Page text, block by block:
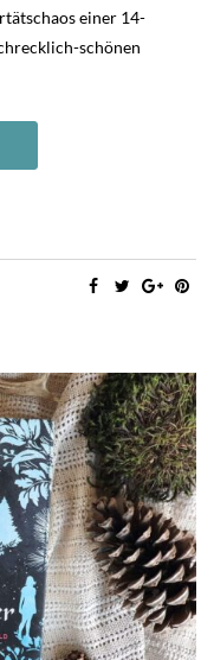
einer 14-
schönen